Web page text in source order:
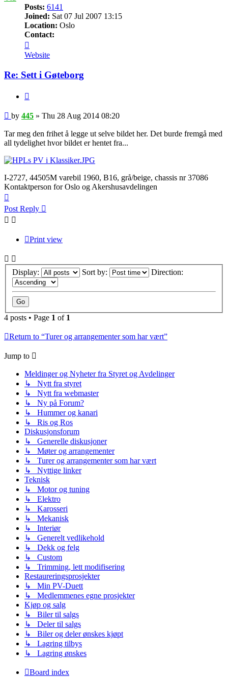
Posts: 6141
Joined: Sat 07 Jul 2007 13:15
Location: Oslo
Contact:
445
Website
Re: Sett i Gøteborg
Post
by 445 » Thu 28 Aug 2014 08:20
Tar meg den frihet å legge ut selve bildet her. Det burde fremgå med
all tydelighet hvor bildet er hentet fra...
I-2727, 44505M varebil 1960, B16, grå/beige, chassis nr 37086
Kontaktperson for Oslo og Akershusavdelingen
Post Reply
Print view
Display: Sort by: Direction:
4 posts • Page 1 of 1
Return to “Turer og arrangementer som har vært”
Jump to
Meldinger og Nyheter fra Styret og Avdelinger
↳ Nytt fra styret
↳ Nytt fra webmaster
↳ Ny på Forum?
↳ Hummer og kanari
↳ Ris og Ros
Diskusjonsforum
↳ Generelle diskusjoner
↳ Møter og arrangementer
↳ Turer og arrangementer som har vært
↳ Nyttige linker
Teknisk
↳ Motor og tuning
↳ Elektro
↳ Karosseri
↳ Mekanisk
↳ Interiør
↳ Generelt vedlikehold
↳ Dekk og felg
↳ Custom
↳ Trimming, lett modifisering
Restaureringsprosjekter
↳ Min PV-Duett
↳ Medlemmenes egne prosjekter
Kjøp og salg
↳ Biler til salgs
↳ Deler til salgs
↳ Biler og deler ønskes kjøpt
↳ Lagring tilbys
↳ Lagring ønskes
Board index